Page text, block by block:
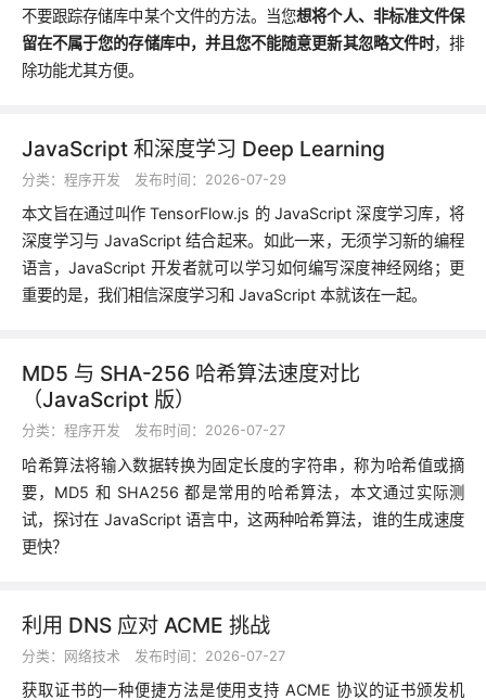
不要跟踪存储库中某个文件的方法。当您想将个人、非标准文件保
留在不属于您的存储库中，并且您不能随意更新其忽略文件时，排
除功能尤其方便。
JavaScript 和深度学习 Deep Learning
分类： 程序开发 发布时间：2026-07-29
本文旨在通过叫作 TensorFlow.js 的 JavaScript 深度学习库，将
深度学习与 JavaScript 结合起来。如此一来，无须学习新的编程
语言，JavaScript 开发者就可以学习如何编写深度神经网络；更
重要的是，我们相信深度学习和 JavaScript 本就该在一起。
MD5 与 SHA-256 哈希算法速度对比
（JavaScript 版）
分类： 程序开发 发布时间：2026-07-27
哈希算法将输入数据转换为固定长度的字符串，称为哈希值或摘
要，MD5 和 SHA256 都是常用的哈希算法，本文通过实际测
试，探讨在 JavaScript 语言中，这两种哈希算法，谁的生成速度
更快？
利用 DNS 应对 ACME 挑战
分类： 网络技术 发布时间：2026-07-27
获取证书的一种便捷方法是使用支持 ACME 协议的证书颁发机